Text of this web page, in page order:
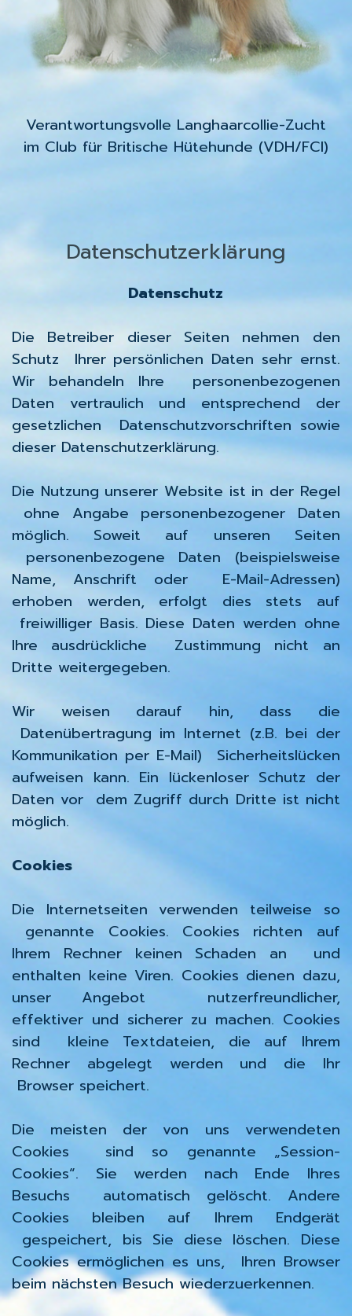
Verantwortungsvolle Langhaarcollie-Zucht
im Club für Britische Hütehunde (VDH/FCI)
Datenschutzerklärung
Datenschutz
Die Betreiber dieser Seiten nehmen den
Schutz Ihrer persönlichen Daten sehr ernst.
Wir behandeln Ihre personenbezogenen
Daten vertraulich und entsprechend der
gesetzlichen Datenschutzvorschriften sowie
dieser Datenschutzerklärung.
Die Nutzung unserer Website ist in der Regel
ohne Angabe personenbezogener Daten
möglich. Soweit auf unseren Seiten
personenbezogene Daten (beispielsweise
Name, Anschrift oder E-Mail-Adressen)
erhoben werden, erfolgt dies stets auf
freiwilliger Basis. Diese Daten werden ohne
Ihre ausdrückliche Zustimmung nicht an
Dritte weitergegeben.
Wir weisen darauf hin, dass die
Datenübertragung im Internet (z.B. bei der
Kommunikation per E-Mail) Sicherheitslücken
aufweisen kann. Ein lückenloser Schutz der
Daten vor dem Zugriff durch Dritte ist nicht
möglich.
Cookies
Die Internetseiten verwenden teilweise so
genannte Cookies. Cookies richten auf
Ihrem Rechner keinen Schaden an und
enthalten keine Viren. Cookies dienen dazu,
unser Angebot nutzerfreundlicher,
effektiver und sicherer zu machen. Cookies
sind kleine Textdateien, die auf Ihrem
Rechner abgelegt werden und die Ihr
Browser speichert.
Die meisten der von uns verwendeten
Cookies sind so genannte „Session-
Cookies“. Sie werden nach Ende Ihres
Besuchs automatisch gelöscht. Andere
Cookies bleiben auf Ihrem Endgerät
gespeichert, bis Sie diese löschen. Diese
Cookies ermöglichen es uns, Ihren Browser
beim nächsten Besuch wiederzuerkennen.